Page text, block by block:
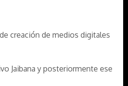
creación de medios digitales
Jaibana y posteriormente ese